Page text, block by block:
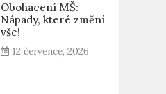
Obohacení MŠ:
Nápady, které změní
vše!
12 července, 2026